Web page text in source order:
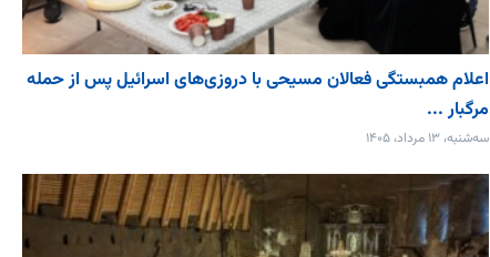
اعلام همبستگی فعالان مسیحی با دروزی‌های اسرائیل پس از حمله
مرگبار ...
سه‌شنبه، ۱۳ مرداد، ۱۴۰۵